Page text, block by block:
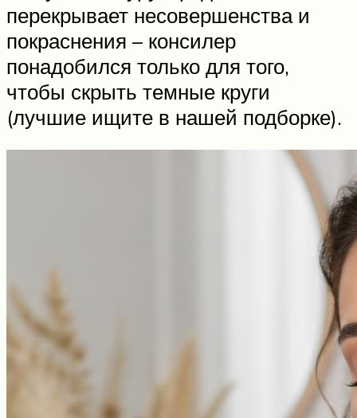
перекрывает несовершенства и
покраснения – консилер
понадобился только для того,
чтобы скрыть темные круги
(лучшие ищите в нашей подборке).